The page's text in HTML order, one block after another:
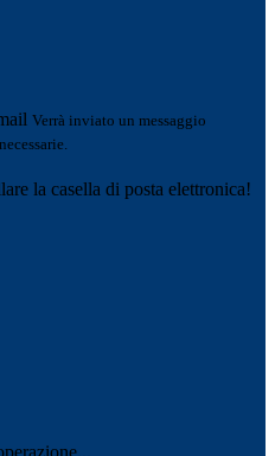
Verrà inviato un messaggio
la casella di posta elettronica!